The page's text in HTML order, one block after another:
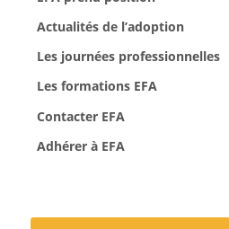
Actualités de l’adoption
Les journées professionnelles
Les formations EFA
Contacter EFA
Adhérer à EFA